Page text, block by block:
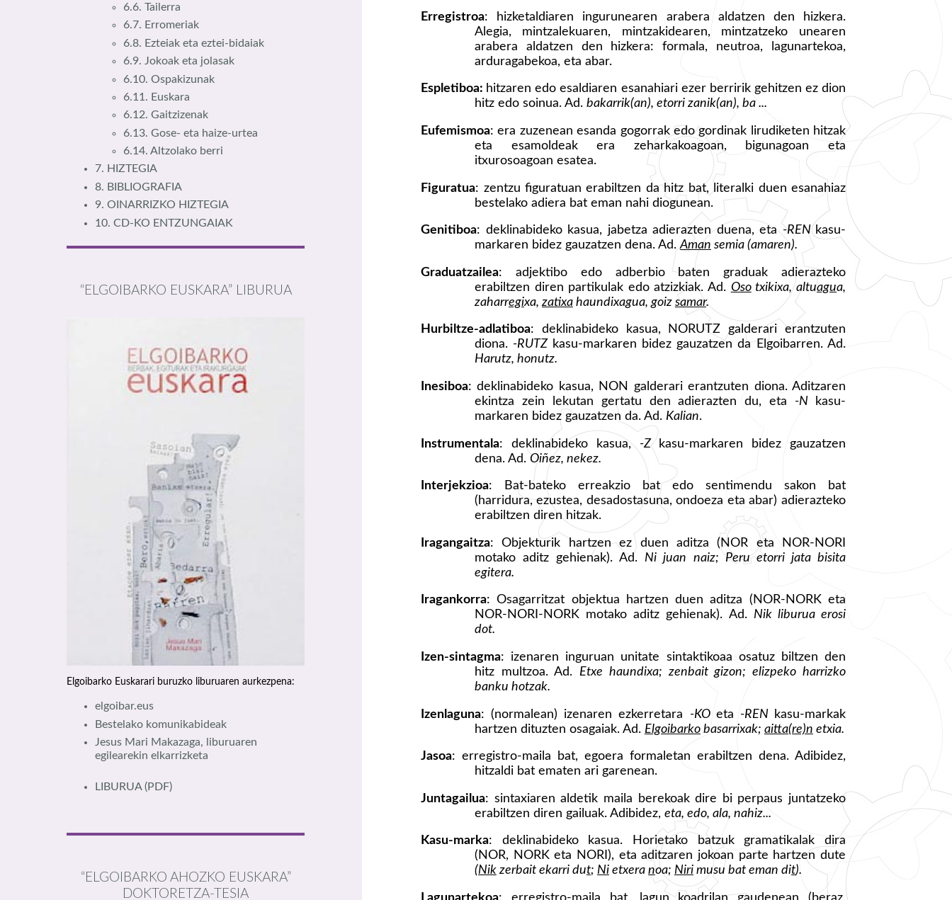
6.6. Tailerra
6.7. Erromeriak
6.8. Ezteiak eta eztei-bidaiak
6.9. Jokoak eta jolasak
6.10. Ospakizunak
6.11. Euskara
6.12. Gaitzizenak
6.13. Gose- eta haize-urtea
6.14. Altzolako berri
7. HIZTEGIA
8. BIBLIOGRAFIA
9. OINARRIZKO HIZTEGIA
10. CD-KO ENTZUNGAIAK
“ELGOIBARKO EUSKARA” LIBURUA
Elgoibarko Euskarari buruzko liburuaren aurkezpena:
elgoibar.eus
Bestelako komunikabideak
Jesus Mari Makazaga, liburuaren
egilearekin elkarrizketa
LIBURUA(PDF)
“ELGOIBARKO AHOZKO EUSKARA”
DOKTORETZA-TESIA
Erregistroa: hizketaldiaren ingurunearen arabera aldatzen den hizkera.
Alegia, mintzalekuaren, mintzakidearen, mintzatzeko unearen
arabera aldatzen den hizkera: formala, neutroa, lagunartekoa,
arduragabekoa, eta abar.
Espletiboa: hitzaren edo esaldiaren esanahiari ezer berririk gehitzen ez dion
hitz edo soinua. Ad. bakarrik(an), etorri zanik(an), ba ...
Eufemismoa: era zuzenean esanda gogorrak edo gordinak lirudiketen hitzak
eta esamoldeak era zeharkakoagoan, bigunagoan eta
itxurosoagoan esatea.
Figuratua: zentzu figuratuan erabiltzen da hitz bat, literalki duen esanahiaz
bestelako adiera bat eman nahi diogunean.
Genitiboa: deklinabideko kasua, jabetza adierazten duena, eta -REN kasu-
markaren bidez gauzatzen dena. Ad. Aman semia (amaren).
Graduatzailea: adjektibo edo adberbio baten graduak adierazteko
erabiltzen diren partikulak edo atzizkiak. Ad. Osotxikixa, altuagua,
zaharregixa, zatixahaundixagua, goiz samar.
Hurbiltze-adlatiboa: deklinabideko kasua, NORUTZ galderari erantzuten
diona. -RUTZ kasu-markaren bidez gauzatzen da Elgoibarren. Ad.
Harutz, honutz.
Inesiboa: deklinabideko kasua, NON galderari erantzuten diona. Aditzaren
ekintza zein lekutan gertatu den adierazten du, eta -N
kasu-
markaren bidez gauzatzen da. Ad. Kalian.
Instrumentala: deklinabideko kasua, -Z kasu-markaren bidez gauzatzen
dena. Ad. Oiñez, nekez.
Interjekzioa: Bat-bateko erreakzio bat edo sentimendu sakon bat
(harridura, ezustea, desadostasuna, ondoeza eta abar) adierazteko
erabiltzen diren hitzak.
Iragangaitza: Objekturik hartzen ez duen aditza (NOR eta NOR-NORI
motako aditz gehienak). Ad. Ni juan naiz; Peru etorri jata bisita
egitera.
Iragankorra: Osagarritzat objektua hartzen duen aditza (NOR-NORK eta
NOR-NORI-NORK motako aditz gehienak). Ad. Nik liburua erosi
dot.
Izen-sintagma: izenaren inguruan unitate sintaktikoaa osatuz biltzen den
hitz multzoa. Ad. Etxe haundixa; zenbait gizon; elizpeko harrizko
banku hotzak.
Izenlaguna: (normalean) izenaren ezkerretara -KO eta -REN
kasu-markak
hartzen dituzten osagaiak. Ad. Elgoibarkobasarrixak; aitta(re)n etxia.
Jasoa: erregistro-maila bat, egoera formaletan erabiltzen dena. Adibidez,
hitzaldi bat ematen ari garenean.
Juntagailua: sintaxiaren aldetik maila berekoak dire bi perpaus juntatzeko
erabiltzen diren gailuak. Adibidez, eta, edo, ala, nahiz...
Kasu-marka: deklinabideko kasua. Horietako batzuk gramatikalak dira
(NOR, NORK eta NORI), eta aditzaren jokoan parte hartzen dute
(Nik zerbait ekarri dut; Ni etxera noa; Niri musu bat eman dit).
Lagunartekoa: erregistro-maila bat, lagun koadrilan gaudenean (beraz,